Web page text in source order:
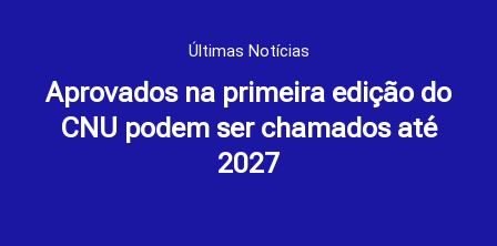
Últimas Notícias
Aprovados na primeira edição do
CNU podem ser chamados até
2027